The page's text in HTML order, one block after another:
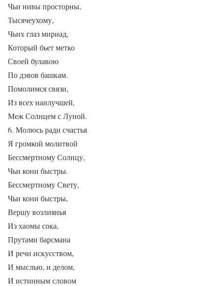
Чьи нивы просторны,
Тысячеухому,
Чьих глаз мириад,
Который бьет метко
Своей булавою
По дэвов башкам.
Помолимся связи,
Из всех наилучшей,
Меж Солнцем с Луной.
6. Молюсь ради счастья
Я громкой молитвой
Бессмертному Солнцу,
Чьи кони быстры.
Бессмертному Свету,
Чьи кони быстры,
Вершу возлиянья
Из хаомы сока,
Прутами барсмана
И речи искусством,
И мыслью, и делом,
И истинным словом